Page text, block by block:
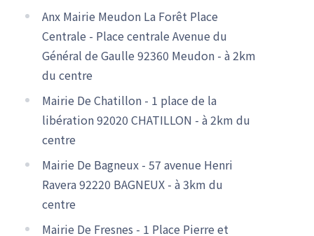
Anx Mairie Meudon La Forêt Place
Centrale - Place centrale Avenue du
Général de Gaulle 92360 Meudon - à 2km
du centre
Mairie De Chatillon - 1 place de la
libération 92020 CHATILLON - à 2km du
centre
Mairie De Bagneux - 57 avenue Henri
Ravera 92220 BAGNEUX - à 3km du
centre
Mairie De Fresnes - 1 Place Pierre et